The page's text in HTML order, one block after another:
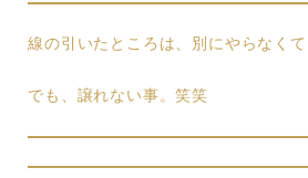
線の引いたところは、別にやらなくて
でも、譲れない事。笑笑